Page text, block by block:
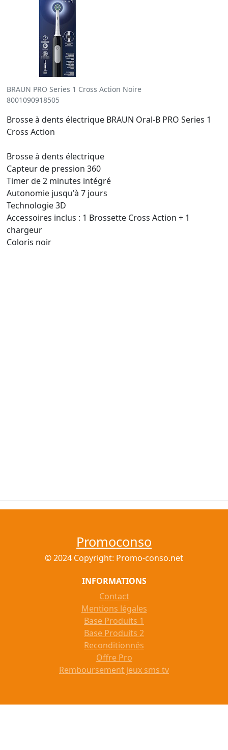
BRAUN PRO Series 1 Cross Action Noire
8001090918505
Brosse à dents électrique BRAUN Oral-B PRO Series 1
Cross Action
Brosse à dents électrique
Capteur de pression 360
Timer de 2 minutes intégré
Autonomie jusqu'à 7 jours
Technologie 3D
Accessoires inclus : 1 Brossette Cross Action + 1
chargeur
Coloris noir
Promoconso
© 2024 Copyright: Promo-conso.net
INFORMATIONS
Contact
Mentions légales
Base Produits 1
Base Produits 2
Reconditionnés
Offre Pro
Remboursement jeux sms tv